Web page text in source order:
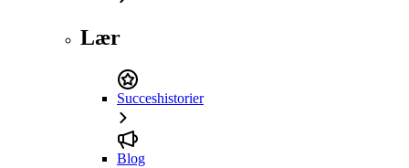
Lær
Succeshistorier
Blog